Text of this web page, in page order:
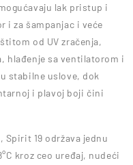
lak pristup i
i za šampanjac i veće
od UV zračenja,
hlađenje sa ventilatorom i
stabilne uslove, dok
i plavoj boji čini
19 održava jednu
kroz ceo uređaj, nudeći